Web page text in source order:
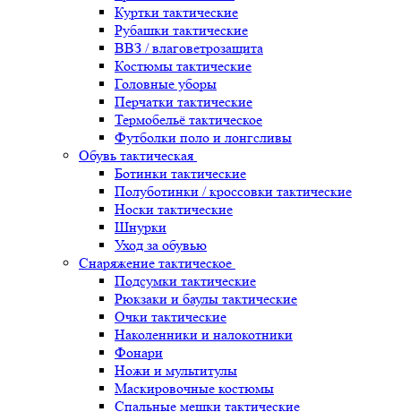
Куртки тактические
Рубашки тактические
ВВЗ / влаговетрозащита
Костюмы тактические
Головные уборы
Перчатки тактические
Термобельё тактическое
Футболки поло и лонгсливы
Обувь тактическая
Ботинки тактические
Полуботинки / кроссовки тактические
Носки тактические
Шнурки
Уход за обувью
Снаряжение тактическое
Подсумки тактические
Рюкзаки и баулы тактические
Очки тактические
Наколенники и налокотники
Фонари
Ножи и мультитулы
Маскировочные костюмы
Спальные мешки тактические